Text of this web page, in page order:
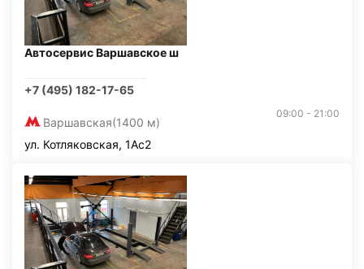
Автосервис Варшавское ш
+7 (495) 182-17-65
Варшавская(1400 м)
09:00 - 21:00
ул. Котляковская, 1Ас2